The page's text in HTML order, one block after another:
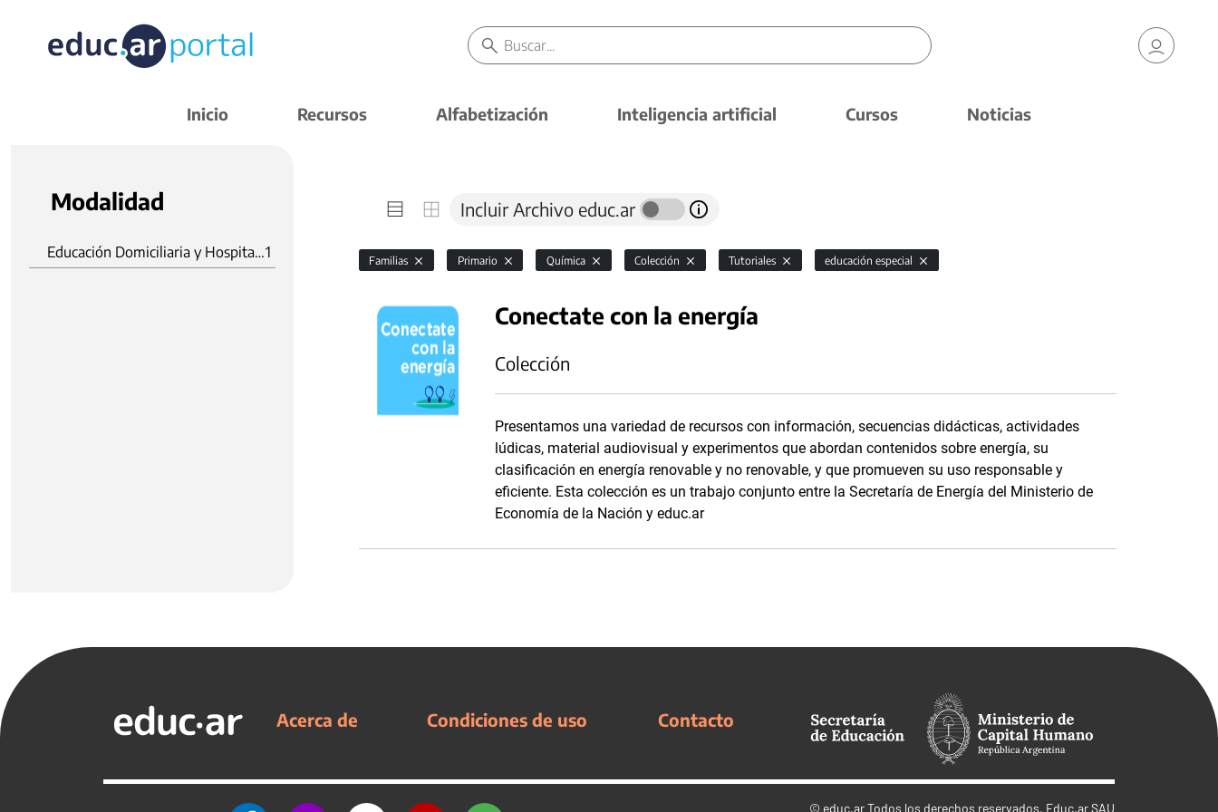
Inicio Recursos Alfabetización Inteligencia artificial Cursos Noticias
Modalidad
Educación Domiciliaria y Hospitalaria1
Incluir Archivo educ.ar
Familias Primario Química Colección Tutoriales educación especial
Conectate con la energía
Colección
Presentamos una variedad de recursos con información, secuencias didácticas, actividades
lúdicas, material audiovisual y experimentos que abordan contenidos sobre energía, su
clasificación en energía renovable y no renovable, y que promueven su uso responsable y
eficiente. Esta colección es un trabajo conjunto entre la Secretaría de Energía del Ministerio de
Economía de la Nación y educ.ar
Acerca de Condiciones de uso Contacto
© educ.arTodos los derechos reservados. Educ.ar SAU